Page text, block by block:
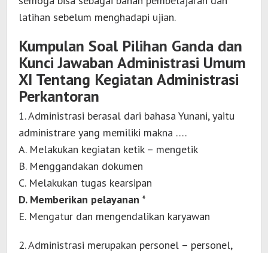
latihan sebelum menghadapi ujian.
Kumpulan Soal Pilihan Ganda dan
Kunci Jawaban Administrasi Umum
XI Tentang Kegiatan Administrasi
Perkantoran
1. Administrasi berasal dari bahasa Yunani, yaitu
administrare yang memiliki makna ….
A. Melakukan kegiatan ketik – mengetik
B. Menggandakan dokumen
C. Melakukan tugas kearsipan
D. Memberikan pelayanan *
E. Mengatur dan mengendalikan karyawan
2. Administrasi merupakan personel – personel,